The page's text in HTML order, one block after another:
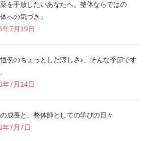
を手放したいあなたへ。整体ならではの
体への気づき』
年7月19日
例のちょっとした涼しさ♪、そんな季節です
年7月14日
成長と、整体師としての学びの日々
年7月7日